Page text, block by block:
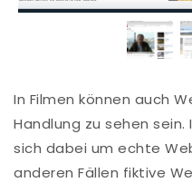
In Filmen können auch
Handlung zu sehen
sich dabei um echte
anderen Fällen fiktive